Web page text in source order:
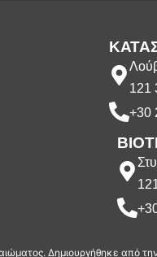
121
+30
Δημιουργήθηκε από